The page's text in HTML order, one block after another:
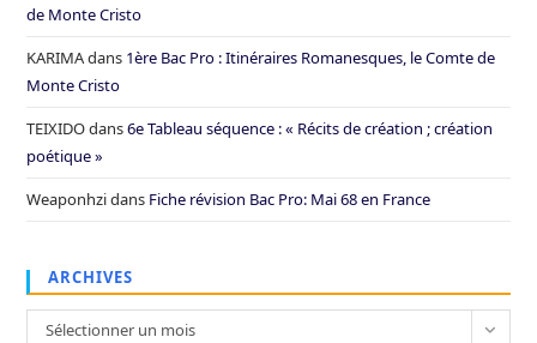
de Monte Cristo
KARIMAdans 1ère Bac Pro : Itinéraires Romanesques, le Comte de
Monte Cristo
TEIXIDOdans6e Tableau séquence : « Récits de création ; création
poétique »
Weaponhzidans Fiche révision Bac Pro: Mai 68 en France
ARCHIVES
Archives
Sélectionner un mois